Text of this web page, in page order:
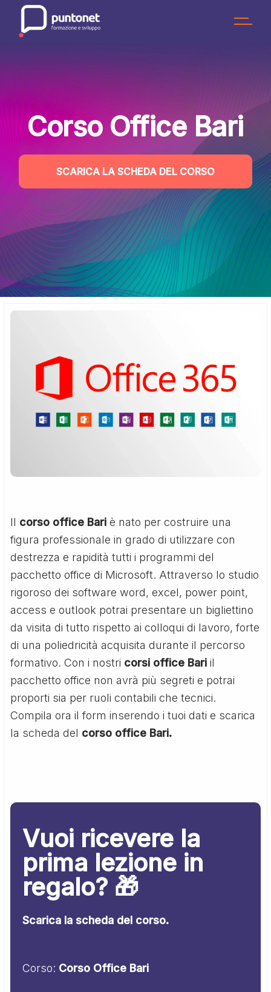
content
Corso Office Bari
SCARICA LA SCHEDA DEL CORSO
Il corso office Bari è nato per costruire una
figura professionale in grado di utilizzare con
destrezza e rapidità tutti i programmi del
pacchetto office di Microsoft. Attraverso lo studio
rigoroso dei software word, excel, power point,
access e outlook potrai presentare un bigliettino
da visita di tutto rispetto ai colloqui di lavoro, forte
di una poliedricità acquisita durante il percorso
formativo. Con i nostri corsi office Bari il
pacchetto office non avrà più segreti e potrai
proporti sia per ruoli contabili che tecnici.
Compila ora il form inserendo i tuoi dati e scarica
la scheda del corso office Bari.
Vuoi ricevere la
prima lezione in
regalo? 🎁
Scarica la scheda del corso.
Corso: Corso Office Bari